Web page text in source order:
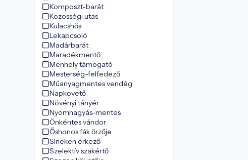
Komposzt-barát
Közösségi utas
Kulacshős
Lekapcsoló
Madárbarát
Maradékmentő
Menhely támogató
Mesterség-felfedező
Műanyagmentes vendég
Napkövető
Növényi tányér
Nyomhagyás-mentes
Önkéntes vándor
Őshonos fák őrzője
Síneken érkező
Szelektív szakértő